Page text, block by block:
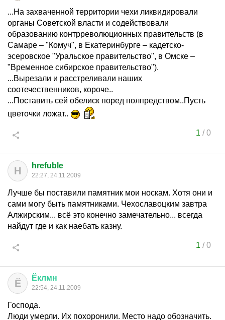
...На захваченной территории чехи ликвидировали
органы Советской власти и содействовали
образованию контрреволюционных правительств (в
Самаре – "Комуч", в Екатеринбурге – кадетско-
эсеровское "Уральское правительство", в Омске –
"Временное сибирское правительство").
...Вырезали и расстреливали наших
соотечественников, короче..
...Поставить сей обелиск поред полпредством..Пусть
цветочки ложат..
1 /0
H hrefuble
22:27, 24.11.2009
Лучше бы поставили памятник мои носкам. Хотя они и
сами могу быть памятниками. Чехославоцким завтра
Алжирским... всё это конечно замечательно... всегда
найдут где и как наебать казну.
1 /0
Ё Ёклмн
22:54, 24.11.2009
Господа.
Люди умерли. Их похоронили. Место надо обозначить.